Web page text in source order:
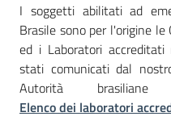
e
Sostenibile
La
I soggetti abilitati ad
Brasile sono per l'origine le
ed i Laboratori accreditati
stati comunicati dal
Autorità
Elenco dei laboratori